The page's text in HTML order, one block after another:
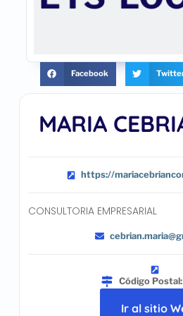
MARIA
https://
CONSULTORIA EMPRESARIAL
Código
Ir al sitio
Facebook